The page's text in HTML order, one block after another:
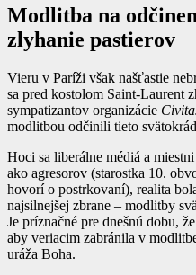
Modlitba na
zlyhanie pastierov
Vieru v Paríži však našťastie
sa pred kostolom Saint-Laurent
sympatizantov organizácie
modlitbou odčinili tieto
Hoci sa liberálne médiá a
ako agresorov (starostka 10.
hovorí o postrkovaní), realita
najsilnejšej zbrane – modlitby
Je príznačné pre dnešnú dobu,
aby veriacim zabránila v
uráža Boha.